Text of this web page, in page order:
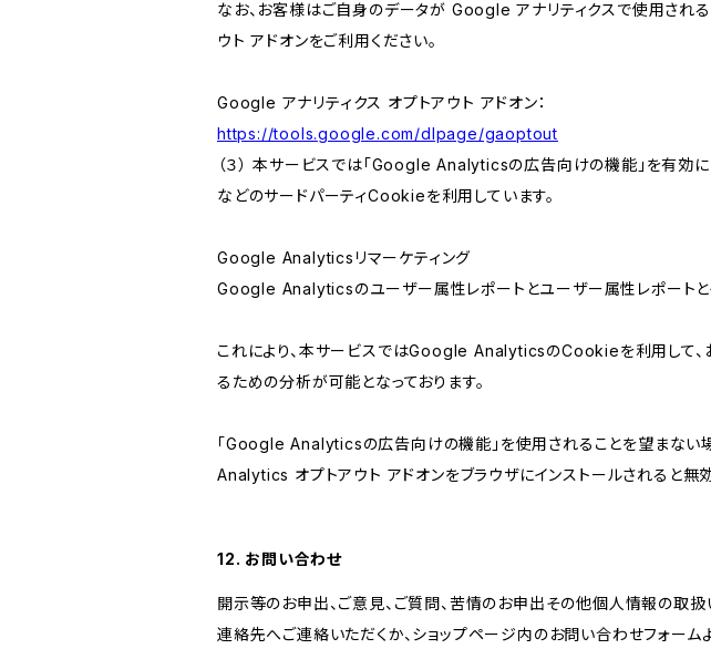
なお、お客様はご自身のデータが Google アナリティクスで使用さ
ウト アドオンをご利用ください。
Google アナリティクス オプトアウト アドオン：
https://tools.google.com/dlpage/gaoptout
（３） 本サービスでは「Google Analyticsの広告向けの機能」を有
などのサードパーティCookieを利用しています。
Google Analyticsリマーケティング
Google Analyticsのユーザー属性レポートとユーザー属性レポートと
これにより、本サービスではGoogle AnalyticsのCookieを利用して、
るための分析が可能となっております。
「Google Analyticsの広告向けの機能」を使用されることを望まない
Analytics オプトアウト アドオンをブラウザにインストールされると無
12. お問い合わせ
開示等のお申出、ご意見、ご質問、苦情のお申出その他個人情報の取
連絡先へご連絡いただくか、ショップページ内のお問い合わせフォーム